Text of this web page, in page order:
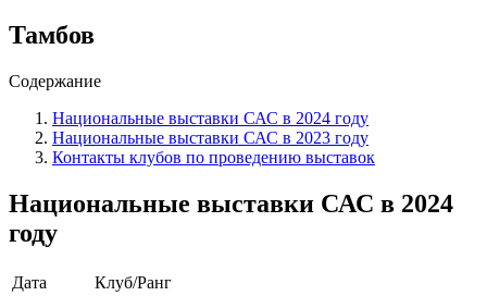
Тамбов
Содержание
Национальные выставки САС в 2024 году
Национальные выставки САС в 2023 году
Контакты клубов по проведению выставок
Национальные выставки САС в 2024
году
Дата
Клуб/Ранг